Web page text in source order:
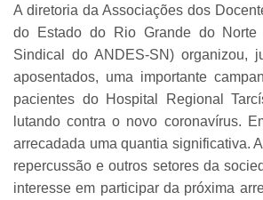
A diretoria da Associações dos
do Estado do Rio Grande do
Sindical do ANDES-SN) organizou,
aposentados, uma importante
pacientes do Hospital Regional
lutando contra o novo coronavírus.
arrecadada uma quantia significativa.
repercussão e outros setores da
interesse em participar da próxima